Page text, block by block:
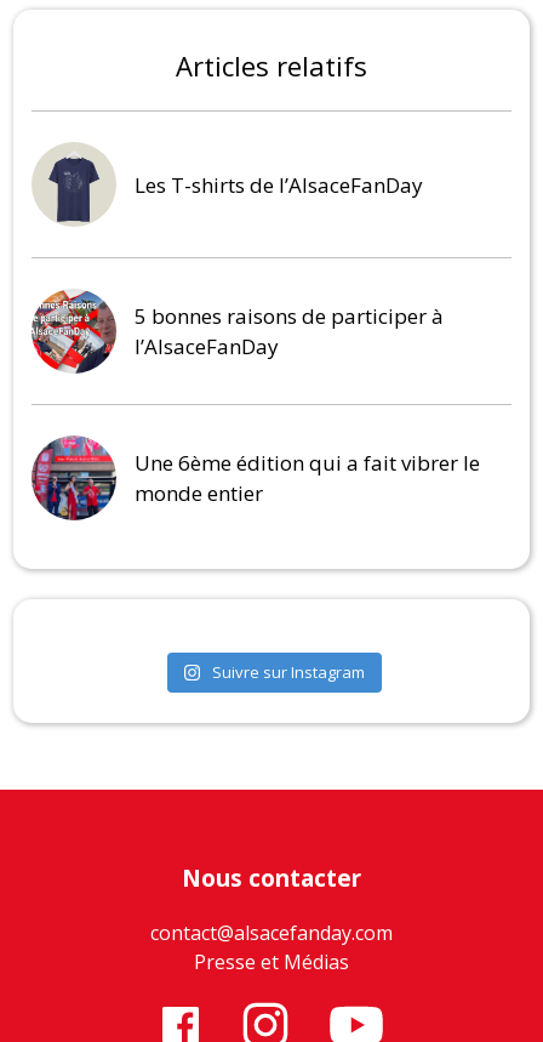
Articles relatifs
Les T-shirts de l’AlsaceFanDay
5 bonnes raisons de participer à
l’AlsaceFanDay
Une 6ème édition qui a fait vibrer le
monde entier
Suivre sur Instagram
Nous contacter
contact@alsacefanday.com
Presse et Médias